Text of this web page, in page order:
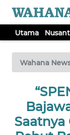
Utama
Wahana
Saatnya
TV
Tutup
UTAMA
NUSANTARA